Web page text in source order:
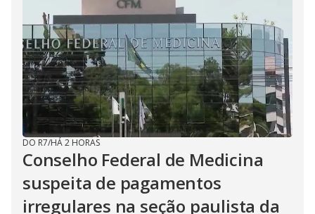
DO R7/HÁ 2 HORAS
Conselho Federal de Medicina
suspeita de pagamentos
irregulares na seção paulista da